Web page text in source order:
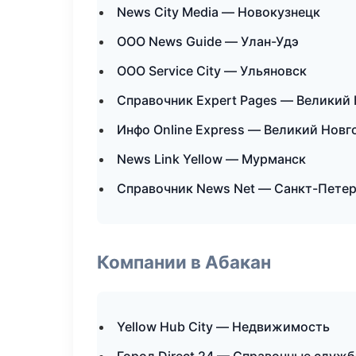
News City Media — Новокузнецк
ООО News Guide — Улан-Удэ
ООО Service City — Ульяновск
Справочник Expert Pages — Великий
Инфо Online Express — Великий
News Link Yellow — Мурманск
Справочник News Net — Санкт-
Компании в Абакан
Yellow Hub City — Недвижимость